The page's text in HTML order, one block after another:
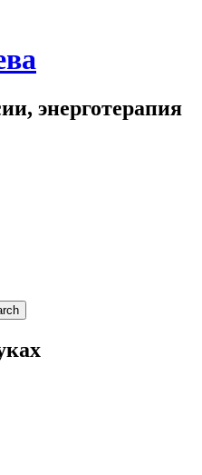
энерготерапия